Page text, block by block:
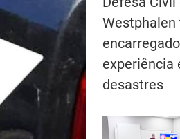
experiência
desastres